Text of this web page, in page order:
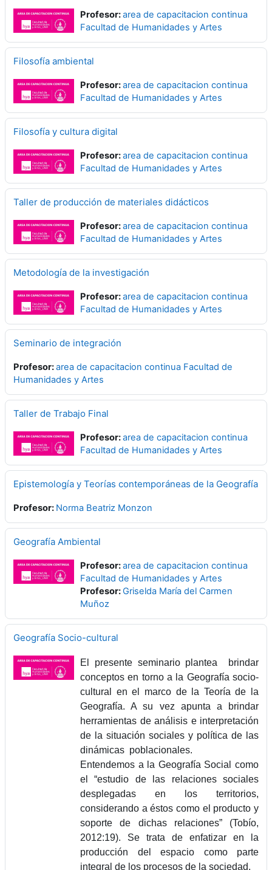
Profesor:area de capacitacion continua
Facultad de Humanidades y Artes
Filosofía ambiental
Profesor:area de capacitacion continua
Facultad de Humanidades y Artes
Filosofía y cultura digital
Profesor:area de capacitacion continua
Facultad de Humanidades y Artes
Taller de producción de materiales didácticos
Profesor:area de capacitacion continua
Facultad de Humanidades y Artes
Metodología de la investigación
Profesor:area de capacitacion continua
Facultad de Humanidades y Artes
Seminario de integración
Profesor:area de capacitacion continua Facultad de
Humanidades y Artes
Taller de Trabajo Final
Profesor:area de capacitacion continua
Facultad de Humanidades y Artes
Epistemología y Teorías contemporáneas de la Geografía
Profesor: Norma Beatriz Monzon
Geografía Ambiental
Profesor:area de capacitacion continua
Facultad de Humanidades y Artes
Profesor:Griselda María del Carmen
Muñoz
Geografía Socio-cultural
El presente seminario plantea
brindar
conceptos en torno a la Geografía socio-
cultural en el marco de la Teoría de la
Geografía. A su vez apunta a brindar
herramientas de análisis e interpretación
de la situación sociales y política de las
dinámicas poblacionales.
Entendemos a la Geografía Social como
el “estudio de las relaciones sociales
desplegadas en los territorios,
considerando a éstos como el producto y
soporte de dichas relaciones” (Tobío,
2012:19). Se trata de enfatizar en la
producción del espacio como parte
integral de los procesos de la sociedad.